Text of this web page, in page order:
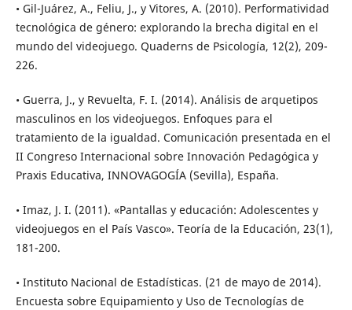
• Gil-Juárez, A., Feliu, J., y Vitores, A. (2010). Performatividad
tecnológica de género: explorando la brecha digital en el
mundo del videojuego. Quaderns de Psicología, 12(2), 209-
226.
• Guerra, J., y Revuelta, F. I. (2014). Análisis de arquetipos
masculinos en los videojuegos. Enfoques para el
tratamiento de la igualdad. Comunicación presentada en el
II Congreso Internacional sobre Innovación Pedagógica y
Praxis Educativa, INNOVAGOGÍA (Sevilla), España.
• Imaz, J. I. (2011). «Pantallas y educación: Adolescentes y
videojuegos en el País Vasco». Teoría de la Educación, 23(1),
181-200.
• Instituto Nacional de Estadísticas. (21 de mayo de 2014).
Encuesta sobre Equipamiento y Uso de Tecnologías de